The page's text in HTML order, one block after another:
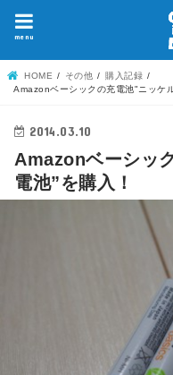
menu
HOME その他
購入記録
Amazonベーシックの充電池"ニッケ
2014.03.10
Amazonベーシッ
電池”を購入！